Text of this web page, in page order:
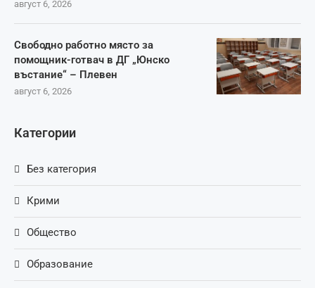
август 6, 2026
Свободно работно място за
помощник-готвач в ДГ „Юнско
въстание“ – Плевен
август 6, 2026
Категории
Без категория
Крими
Общество
Образование